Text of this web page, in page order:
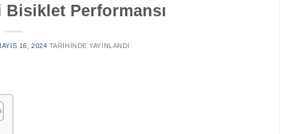
Performansı
16, 2024 TARIHINDE YAYINLANDI